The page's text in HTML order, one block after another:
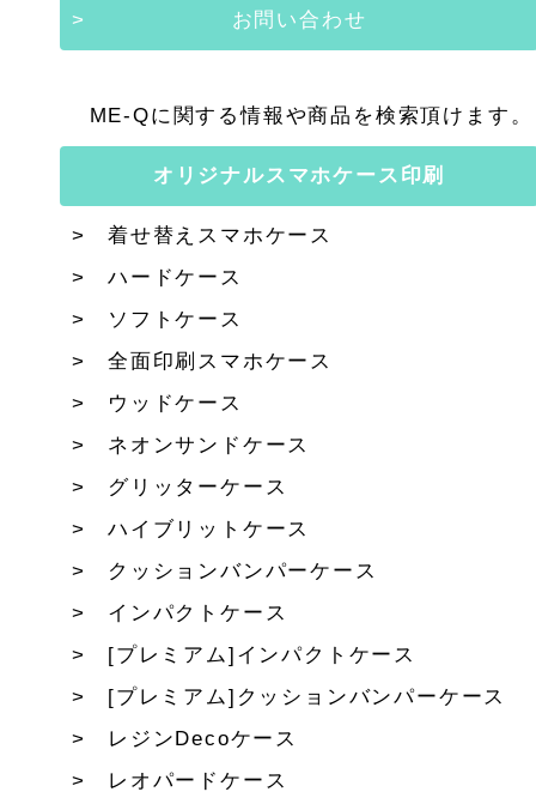
お問い合わせ
ME-Qに関する情報や商品を検索頂けます。
オリジナルスマホケース印刷
着せ替えスマホケース
ハードケース
ソフトケース
全面印刷スマホケース
ウッドケース
ネオンサンドケース
グリッターケース
ハイブリットケース
クッションバンパーケース
インパクトケース
[プレミアム]インパクトケース
[プレミアム]クッションバンパーケース
レジンDecoケース
レオパードケース